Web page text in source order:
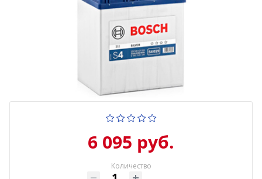
6 095 руб.
Количество